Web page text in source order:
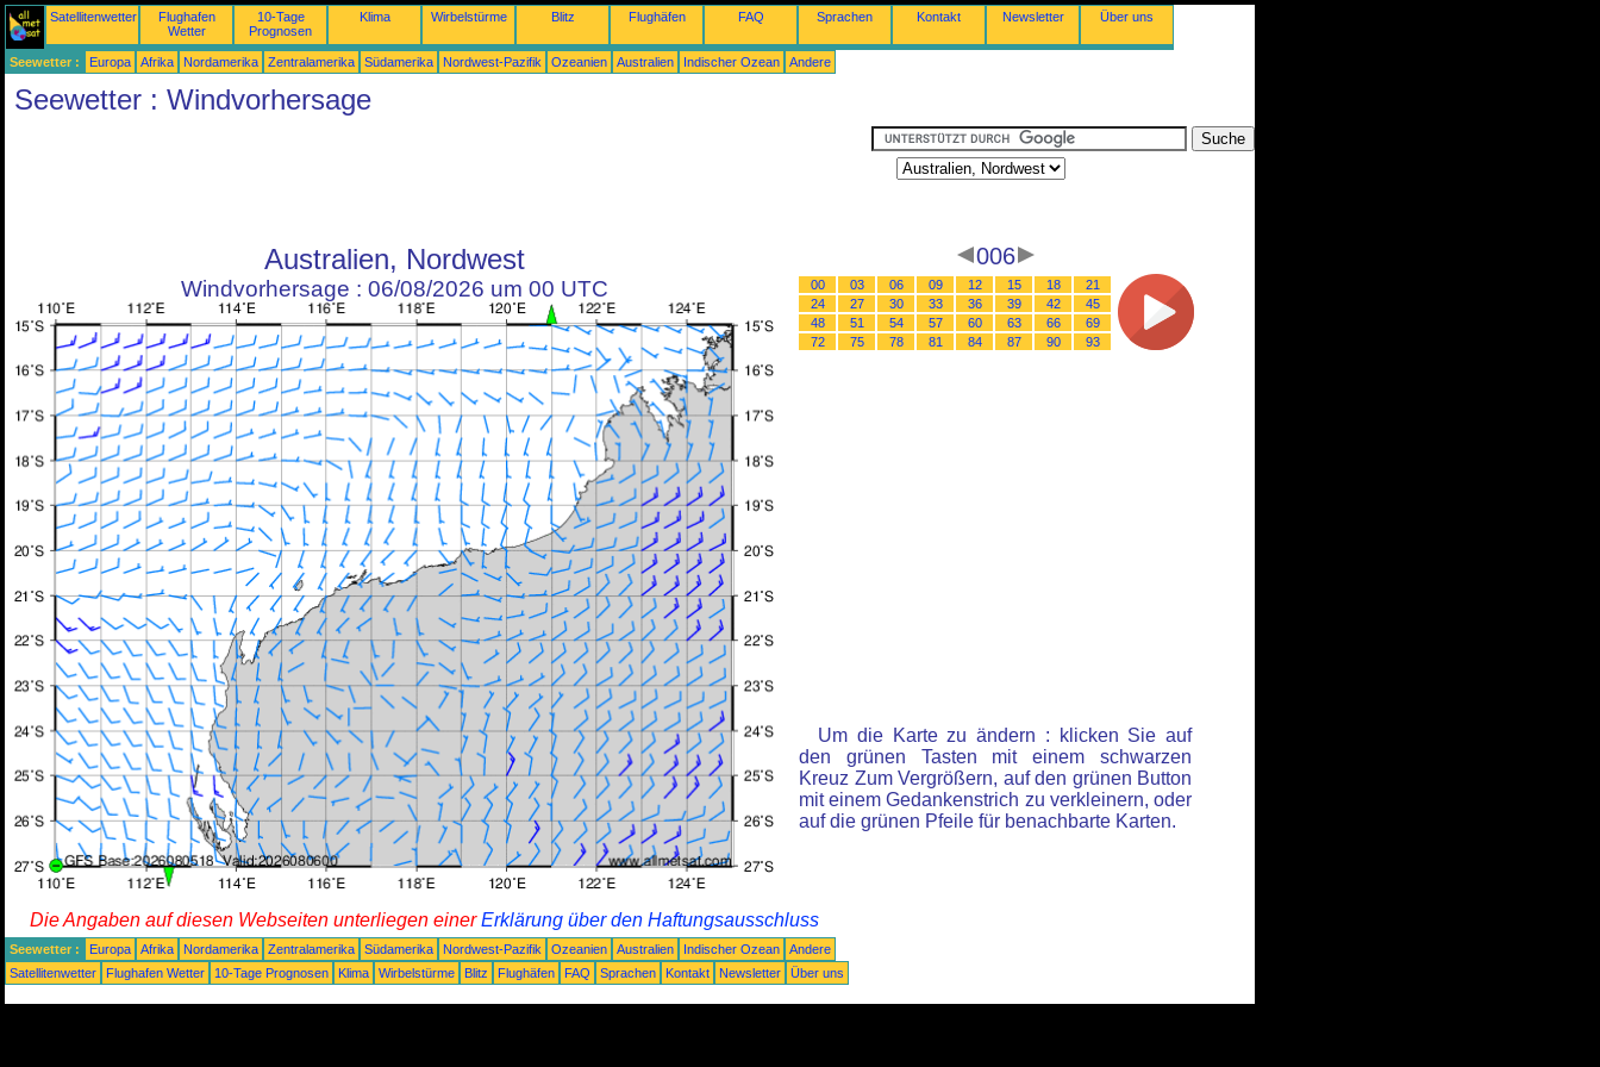
Satellitenwetter
Flughafen
Wetter
10-Tage
Prognosen
Klima Wirbelstürme Blitz Flughäfen FAQ Sprachen Kontakt Newsletter Über uns
Seewetter : Europa Afrika Nordamerika Zentralamerika Südamerika Nordwest-Pazifik Ozeanien Australien Indischer Ozean Andere
Seewetter : Windvorhersage
Australien, Nordwest
Windvorhersage : 06/08/2026 um 00 UTC
006
00 03 06 09 12 15 18
21
24
27 30 33 36 39 42
45
48
51 54 57 60 63 66
69
72
75 78 81 84 87 90 93
Um die Karte zu ändern : klicken Sie auf
den grünen Tasten mit einem schwarzen
Kreuz Zum Vergrößern, auf den grünen Button
mit einem Gedankenstrich zu verkleinern, oder
auf die grünen Pfeile für benachbarte Karten.
Die Angaben auf diesen Webseiten unterliegen einerErklärung über den Haftungsausschluss
Seewetter : Europa Afrika Nordamerika Zentralamerika Südamerika Nordwest-Pazifik Ozeanien Australien Indischer Ozean
Andere
Satellitenwetter
Flughafen Wetter 10-Tage Prognosen Klima Wirbelstürme Blitz Flughäfen FAQ Sprachen Kontakt Newsletter Über uns